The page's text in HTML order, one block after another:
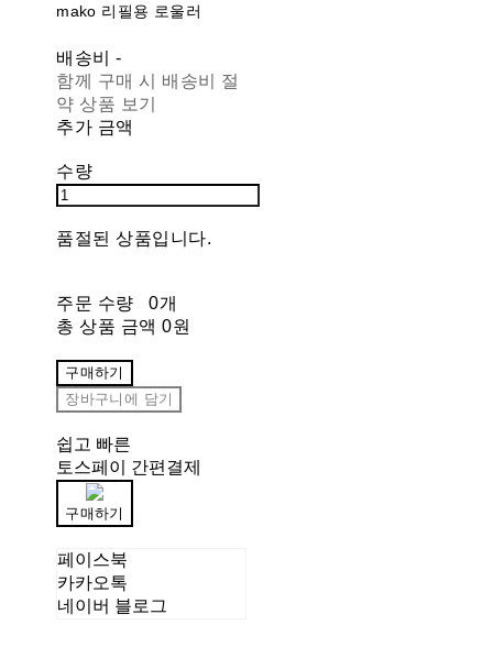
mako 리필용 로울러
배송비-
함께 구매 시 배송비 절
약 상품 보기
추가 금액
수량
품절된 상품입니다.
주문 수량
0개
총 상품 금액 0원
구매하기
장바구니에 담기
쉽고 빠른
토스페이 간편결제
구매하기
페이스북
카카오톡
네이버 블로그